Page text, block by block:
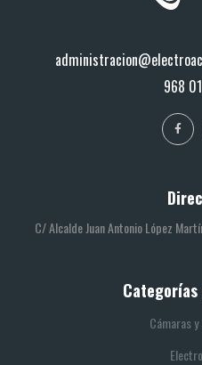
968
C/ Alcalde Juan Antonio López
Cámaras